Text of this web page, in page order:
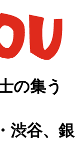
の集う
渋谷、銀